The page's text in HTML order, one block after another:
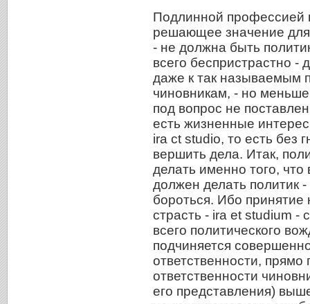
Подлинной профессией
решающее значение
- не должна быть
всего беспристрастно
даже к так называемым
чиновникам, - но
под вопрос не
есть жизненные
ira ct studio, то есть без
вершить дела. Итак,
делать именно того,
должен делать политик -
бороться. Ибо принятие
страсть - ira et studium -
всего политического
подчиняется
ответственности,
ответственности
его представления)